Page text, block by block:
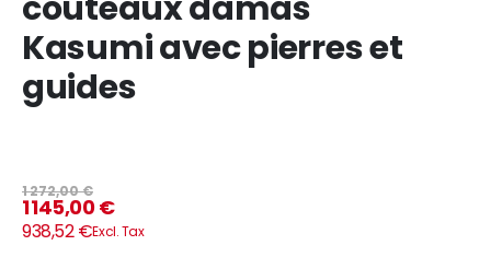
couteaux damas
Kasumi avec pierres et
guides
1 272,00 €
1 145,00 €
938,52 €